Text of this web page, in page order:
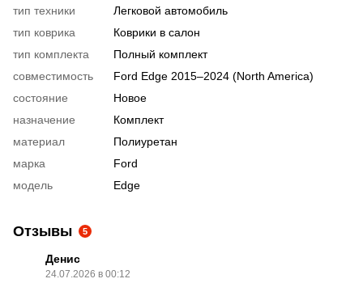
тип техники
Легковой автомобиль
тип коврика
Коврики в салон
тип комплекта
Полный комплект
совместимость
Ford Edge 2015–2024 (North America)
состояние
Новое
назначение
Комплект
материал
Полиуретан
марка
Ford
модель
Edge
Отзывы 5
Денис
24.07.2026 в 00:12